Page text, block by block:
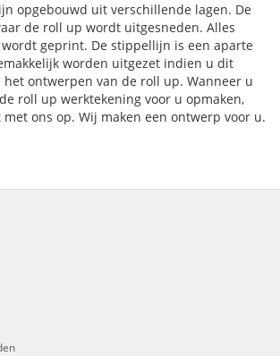
opgebouwd uit verschillende lagen. De
de roll up wordt uitgesneden. Alles
geprint. De stippellijn is een aparte
worden uitgezet indien u dit
ontwerpen van de roll up. Wanneer u
roll up werktekening voor u opmaken,
ons op. Wij maken een ontwerp voor u.